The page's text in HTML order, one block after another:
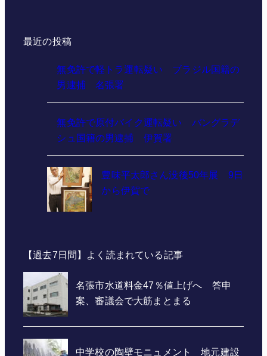
最近の投稿
無免許で軽トラ運転疑い ブラジル国籍の
男逮捕 名張署
無免許で原付バイク運転疑い バングラデ
シュ国籍の男逮捕 伊賀署
豊味平太郎さん没後50年展 9日
から伊賀で
【過去7日間】よく読まれている記事